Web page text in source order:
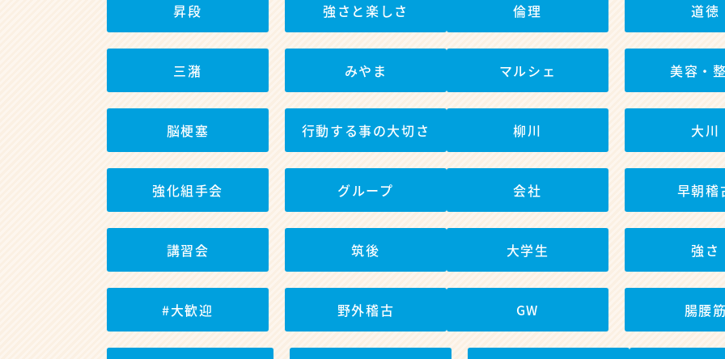
昇段 強さと楽しさ 倫理 道徳
三潴 みやま マルシェ 美容・
脳梗塞 行動する事の大切さ 柳川 大川
強化組手会 グループ 会社 早朝稽
講習会 筑後 大学生 強さ
#大歓迎 野外稽古 GW 腸腰